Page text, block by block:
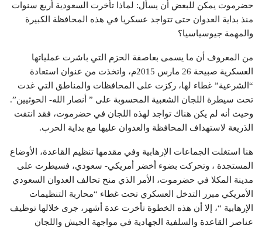
حضرموت يمكن للبعض أن يسأل: لماذا تأخرت السعودية أربع سنوات
منذ بداية العدوان حتى تتواجد عسكريا في هذه المحافظة الكبيرة
والمهمة جيوسياسيا؟
من المعروف أن ما يسمى بعاصفة الحزم التي باشرت عملياتها
العسكرية صبيحة 26 مارس 2015م، واتخذت من عنوان استعادة
“الشرعية” غطاء لها، ركزت على المحافظات والمناطق التي غدت
تحت سيطرة اللجان الشعبية المحسوبة على ” أنصار الله- الحوثيين”.
وحيث أنه لم يكن هناك تواجد لهذه اللجان في حضرموت، فقد انتفت
الذريعة لاستهداف المحافظة والعدوان عليها مع بداية الحرب.
هنا استغلت الجماعات الإرهابية وفي مقدمها تنظيم القاعدة، الأوضاع
المستجدة ، وتحركت بضوء أخضر أمريكي- سعودي، فسيطرت على
مدينة المكلا في حضرموت، الأمر الذي منح تحالف العدوان السعودي
الأمريكي مبرر التدخل العسكري تحت غطاء “محاربة التنظيمات
الإرهابية “، إلا أن هذه الخطوة تأخرت عدة أشهر، جرى خلالها توظيف
عناصر القاعدة والسلفية الجهادية في مواجهة الجيش واللجان